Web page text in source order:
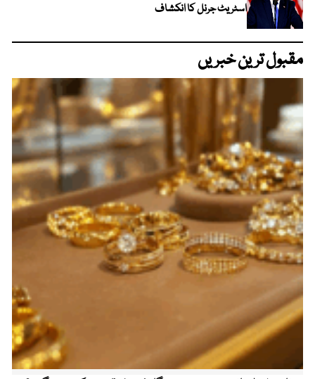
اسٹریٹ جرنل کا انکشاف
مقبول ترین خبریں